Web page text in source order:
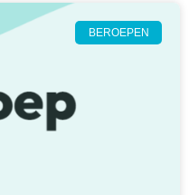
BEROEPEN